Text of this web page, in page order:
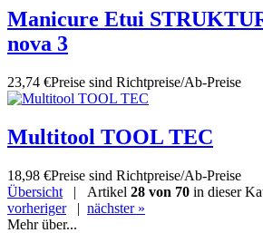
Manicure Etui
nova 3
23,74 €Preise sind Richtpreise/Ab-Preise
Multitool TOOL TEC
18,98 €Preise sind Richtpreise/Ab-Preise
Übersicht | Artikel 28 von 70 in dieser
vorheriger| nächster »
Mehr über...